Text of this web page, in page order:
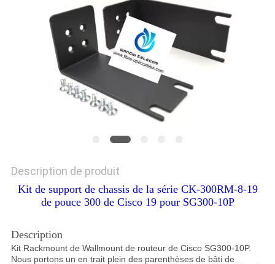
Description de produit
Kit de support de chassis de la série CK-300RM-8-19
de pouce 300 de Cisco 19 pour SG300-10P
Description
Kit Rackmount de Wallmountde routeur de Cisco SG300-10P.
Nous portons un en trait plein des parenthèses de bâti de